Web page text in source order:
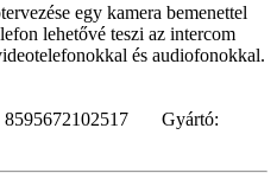
egy kamera bemenettel
lehetővé teszi az intercom
és audiofonokkal.
Gyártó: